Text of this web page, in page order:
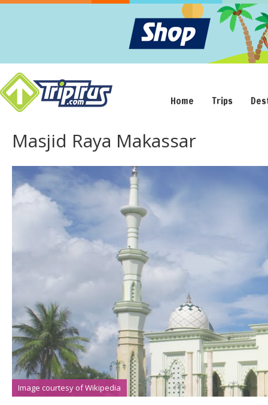
Home Trips
Masjid Raya Makassar
Image courtesy of Wikipedia
Image courtesy of Wikipedia